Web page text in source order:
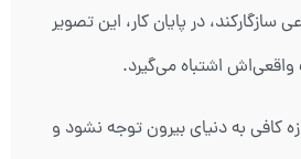
سازگارکند، در پایان کار، این تصویر
اشتباه می‌گیرد.
کافی به دنیای بیرون توجه نشود و